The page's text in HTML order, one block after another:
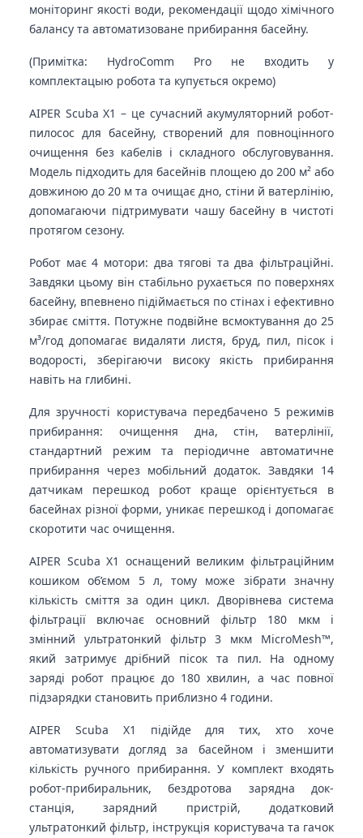
моніторинг якості води, рекомендації щодо хімічного
балансу та автоматизоване прибирання басейну.
(Примітка: HydroComm Pro не входить у
комплектацыю робота та купується окремо)
AIPER Scuba X1 – це сучасний акумуляторний робот-
пилосос для басейну, створений для повноцінного
очищення без кабелів і складного обслуговування.
Модель підходить для басейнів площею до 200 м² або
довжиною до 20 м та очищає дно, стіни й ватерлінію,
допомагаючи підтримувати чашу басейну в чистоті
протягом сезону.
Робот має 4 мотори: два тягові та два фільтраційні.
Завдяки цьому він стабільно рухається по поверхнях
басейну, впевнено підіймається по стінах і ефективно
збирає сміття. Потужне подвійне всмоктування до 25
м³/год допомагає видаляти листя, бруд, пил, пісок і
водорості, зберігаючи високу якість прибирання
навіть на глибині.
Для зручності користувача передбачено 5 режимів
прибирання: очищення дна, стін, ватерлінії,
стандартний режим та періодичне автоматичне
прибирання через мобільний додаток. Завдяки 14
датчикам перешкод робот краще орієнтується в
басейнах різної форми, уникає перешкод і допомагає
скоротити час очищення.
AIPER Scuba X1 оснащений великим фільтраційним
кошиком об’ємом 5 л, тому може зібрати значну
кількість сміття за один цикл. Дворівнева система
фільтрації включає основний фільтр 180 мкм і
змінний ультратонкий фільтр 3 мкм MicroMesh™,
який затримує дрібний пісок та пил. На одному
заряді робот працює до 180 хвилин, а час повної
підзарядки становить приблизно 4 години.
AIPER Scuba X1 підійде для тих, хто хоче
автоматизувати догляд за басейном і зменшити
кількість ручного прибирання. У комплект входять
робот-прибиральник, бездротова зарядна док-
станція, зарядний пристрій, додатковий
ультратонкий фільтр, інструкція користувача та гачок